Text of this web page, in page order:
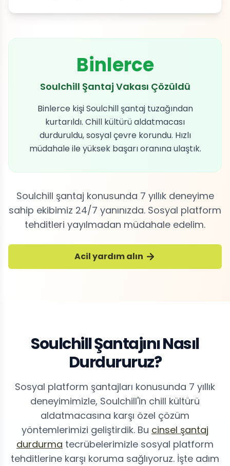
Binlerce
Soulchill Şantaj Vakası Çözüldü
Binlerce kişi Soulchill şantaj tuzağından
kurtarıldı. Chill kültürü aldatmacası
durduruldu, sosyal çevre korundu. Hızlı
müdahale ile yüksek başarı oranına ulaştık.
Soulchill şantaj konusunda 7 yıllık deneyime
sahip ekibimiz 24/7 yanınızda. Sosyal platform
tehditleri yayılmadan müdahale edelim.
Acil yardım alın
Soulchill Şantajını Nasıl
Durdururuz?
Sosyal platform şantajları konusunda 7 yıllık
deneyimimizle, Soulchill'in chill kültürü
aldatmacasına karşı özel çözüm
yöntemlerimizi geliştirdik. Bu cinsel şantaj
durdurma tecrübelerimizle sosyal platform
tehditlerine karşı koruma sağlıyoruz. İşte adım